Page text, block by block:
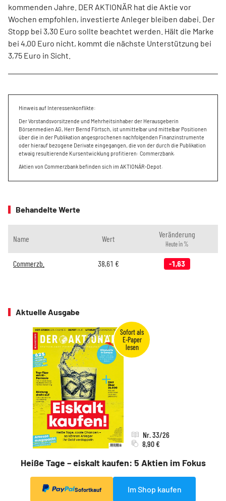
kommenden Jahre. DER AKTIONÄR hat die Aktie vor
Wochen empfohlen, investierte Anleger bleiben dabei. Der
Stopp bei 3,30 Euro sollte beachtet werden. Hält die Marke
bei 4,00 Euro nicht, kommt die nächste Unterstützung bei
3,75 Euro in Sicht.
Hinweis auf Interessenkonflikte:
Der Vorstandsvorsitzende und Mehrheitsinhaber der Herausgeberin
Börsenmedien AG, Herr Bernd Förtsch, ist unmittelbar und mittelbar Positionen
über die in der Publikation angesprochenen nachfolgenden Finanzinstrumente
oder hierauf bezogene Derivate eingegangen, die von der durch die Publikation
etwaig resultierende Kursentwicklung profitieren: Commerzbank.
Aktien von Commerzbank befinden sich im AKTIONÄR-Depot.
Behandelte Werte
Name Wert Veränderung
Heute in %
Commerzb. 38,61 € -1,63
Aktuelle Ausgabe
Heiße Tage – eiskalt kaufen: 5 Aktien im Fokus
Nr. 33/26
8,90 €
Sofortkauf Im Shop kaufen